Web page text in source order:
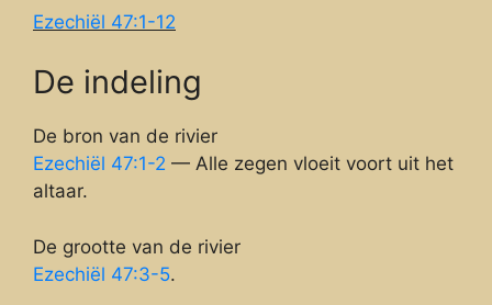
Ezechiël 47:1-12
De indeling
De bron van de rivier
Ezechiël 47:1-2 — Alle zegen vloeit voort uit het
altaar.
De grootte van de rivier
Ezechiël 47:3-5.